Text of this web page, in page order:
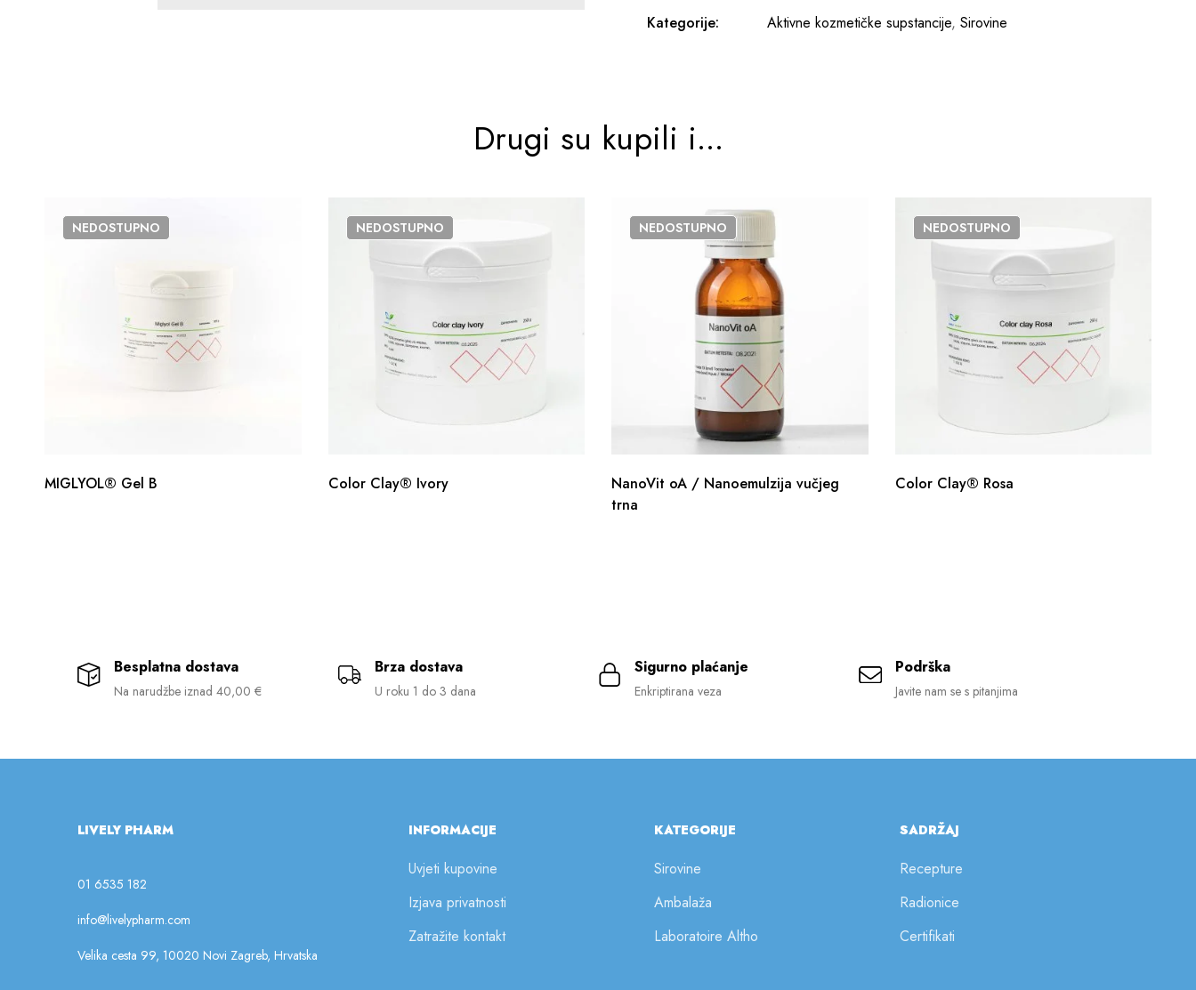
Kategorije:
Aktivne kozmetičke supstancije, Sirovine
Drugi su kupili i...
NEDOSTUPNO
MIGLYOL® Gel B
NEDOSTUPNO
Color Clay® Ivory
NEDOSTUPNO
NanoVit oA / Nanoemulzija vučjeg
trna
NEDOSTUPNO
Color Clay® Rosa
Besplatna dostava
Na narudžbe iznad 40,00 €
Brza dostava
U roku 1 do 3 dana
Sigurno plaćanje
Enkriptirana veza
Podrška
Javite nam se s pitanjima
LIVELY PHARM
01 6535 182
info@livelypharm.com
Velika cesta 99, 10020 Novi Zagreb, Hrvatska
INFORMACIJE
Uvjeti kupovine
Izjava privatnosti
Zatražite kontakt
KATEGORIJE
Sirovine
Ambalaža
Laboratoire Altho
SADRŽAJ
Recepture
Radionice
Certifikati